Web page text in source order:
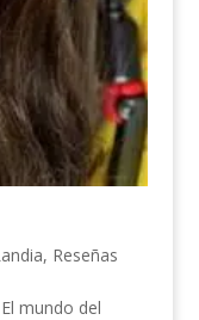
, Reseñas
mundo del